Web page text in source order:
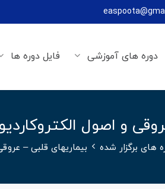
دوره های آموزشی فایل دوره ها
و اصول
های برگزار شده بیماریهای قلبی –